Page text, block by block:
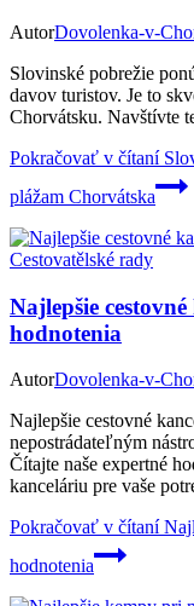
AutorDovolenka-v-
Slovinské pobrežie
davov turistov. Je to
Chorvátsku. Navštívte
Pokračovať v čítaní
plážam Chorvátska
Cestovatělské rady
Najlepšie
hodnotenia
AutorDovolenka-v-
Najlepšie cestovné
nepostrádateľným
Čítajte naše expertné
kanceláriu pre vaše
Pokračovať v čítaní
hodnotenia